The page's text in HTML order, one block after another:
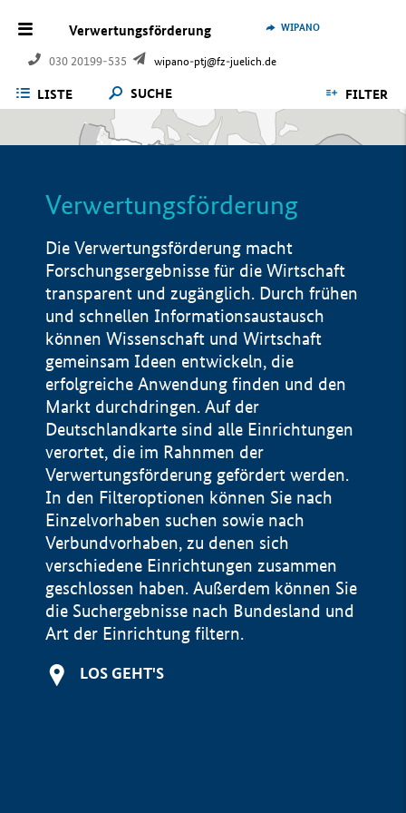
Verwertungsförderung
030 20199-535 wipano-ptj@fz-juelich.de
WIPANO
LISTE SUCHE FILTER
Verwertungsförderung
Die Verwertungsförderung macht
Forschungsergebnisse für die Wirtschaft
transparent und zugänglich. Durch frühen
und schnellen Informationsaustausch
können Wissenschaft und Wirtschaft
gemeinsam Ideen entwickeln, die
erfolgreiche Anwendung finden und den
Markt durchdringen. Auf der
Deutschlandkarte sind alle Einrichtungen
verortet, die im Rahnmen der
Verwertungsförderung gefördert werden.
In den Filteroptionen können Sie nach
Einzelvorhaben suchen sowie nach
Verbundvorhaben, zu denen sich
verschiedene Einrichtungen zusammen
geschlossen haben. Außerdem können Sie
die Suchergebnisse nach Bundesland und
Art der Einrichtung filtern.
LOS GEHT'S